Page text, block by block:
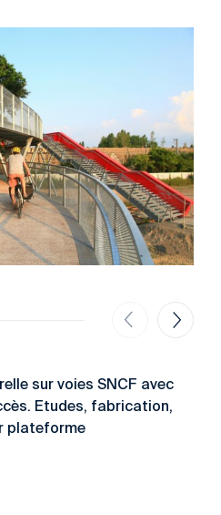
sur voies SNCF avec
Etudes, fabrication,
plateforme